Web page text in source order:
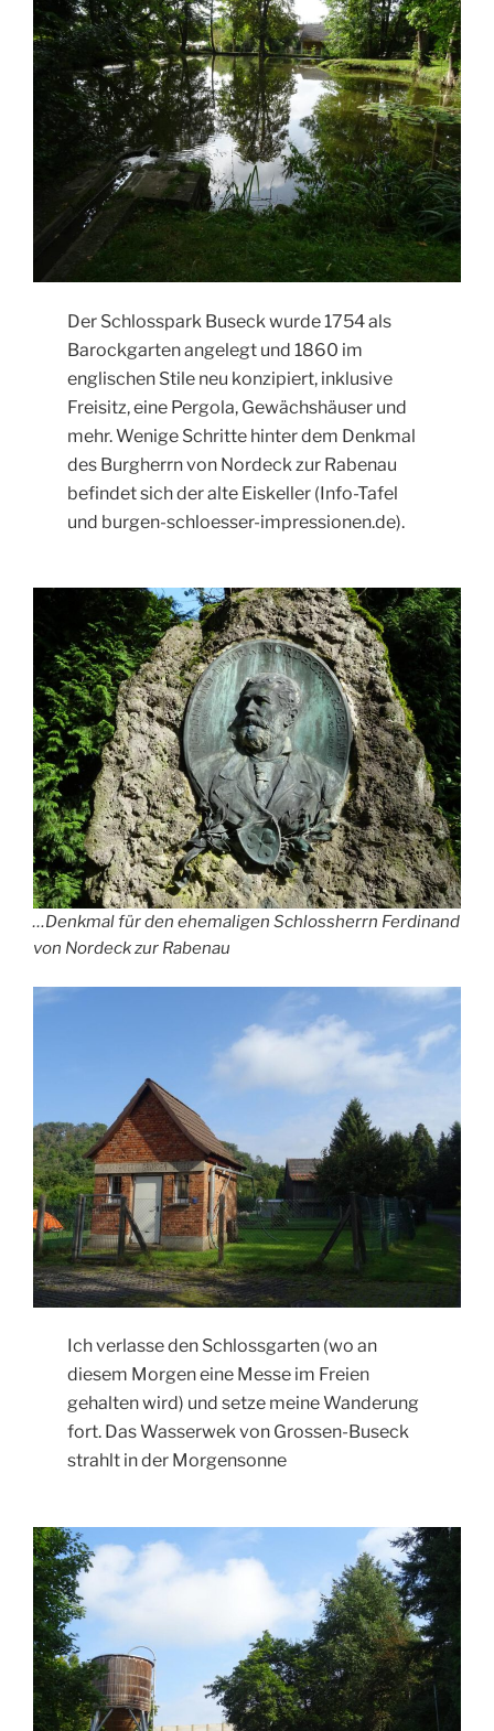
Der Schlosspark Buseck wurde 1754 als
Barockgarten angelegt und 1860 im
englischen Stile neu konzipiert, inklusive
Freisitz, eine Pergola, Gewächshäuser und
mehr. Wenige Schritte hinter dem Denkmal
des Burgherrn von Nordeck zur Rabenau
befindet sich der alte Eiskeller (Info-Tafel
und burgen-schloesser-impressionen.de).
…Denkmal für den ehemaligen Schlossherrn Ferdinand
von Nordeck zur Rabenau
Ich verlasse den Schlossgarten (wo an
diesem Morgen eine Messe im Freien
gehalten wird) und setze meine Wanderung
fort. Das Wasserwek von Grossen-Buseck
strahlt in der Morgensonne